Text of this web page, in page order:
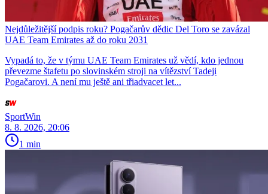
Nejdůležitější podpis roku? Pogačarův dědic Del Toro se zavázal
UAE Team Emirates až do roku 2031
Vypadá to, že v týmu UAE Team Emirates už vědí, kdo jednou
převezme štafetu po slovinském stroji na vítězství Tadeji
Pogačarovi. A není mu ještě ani třiadvacet let...
SportWin
8. 8. 2026, 20:06
1 min